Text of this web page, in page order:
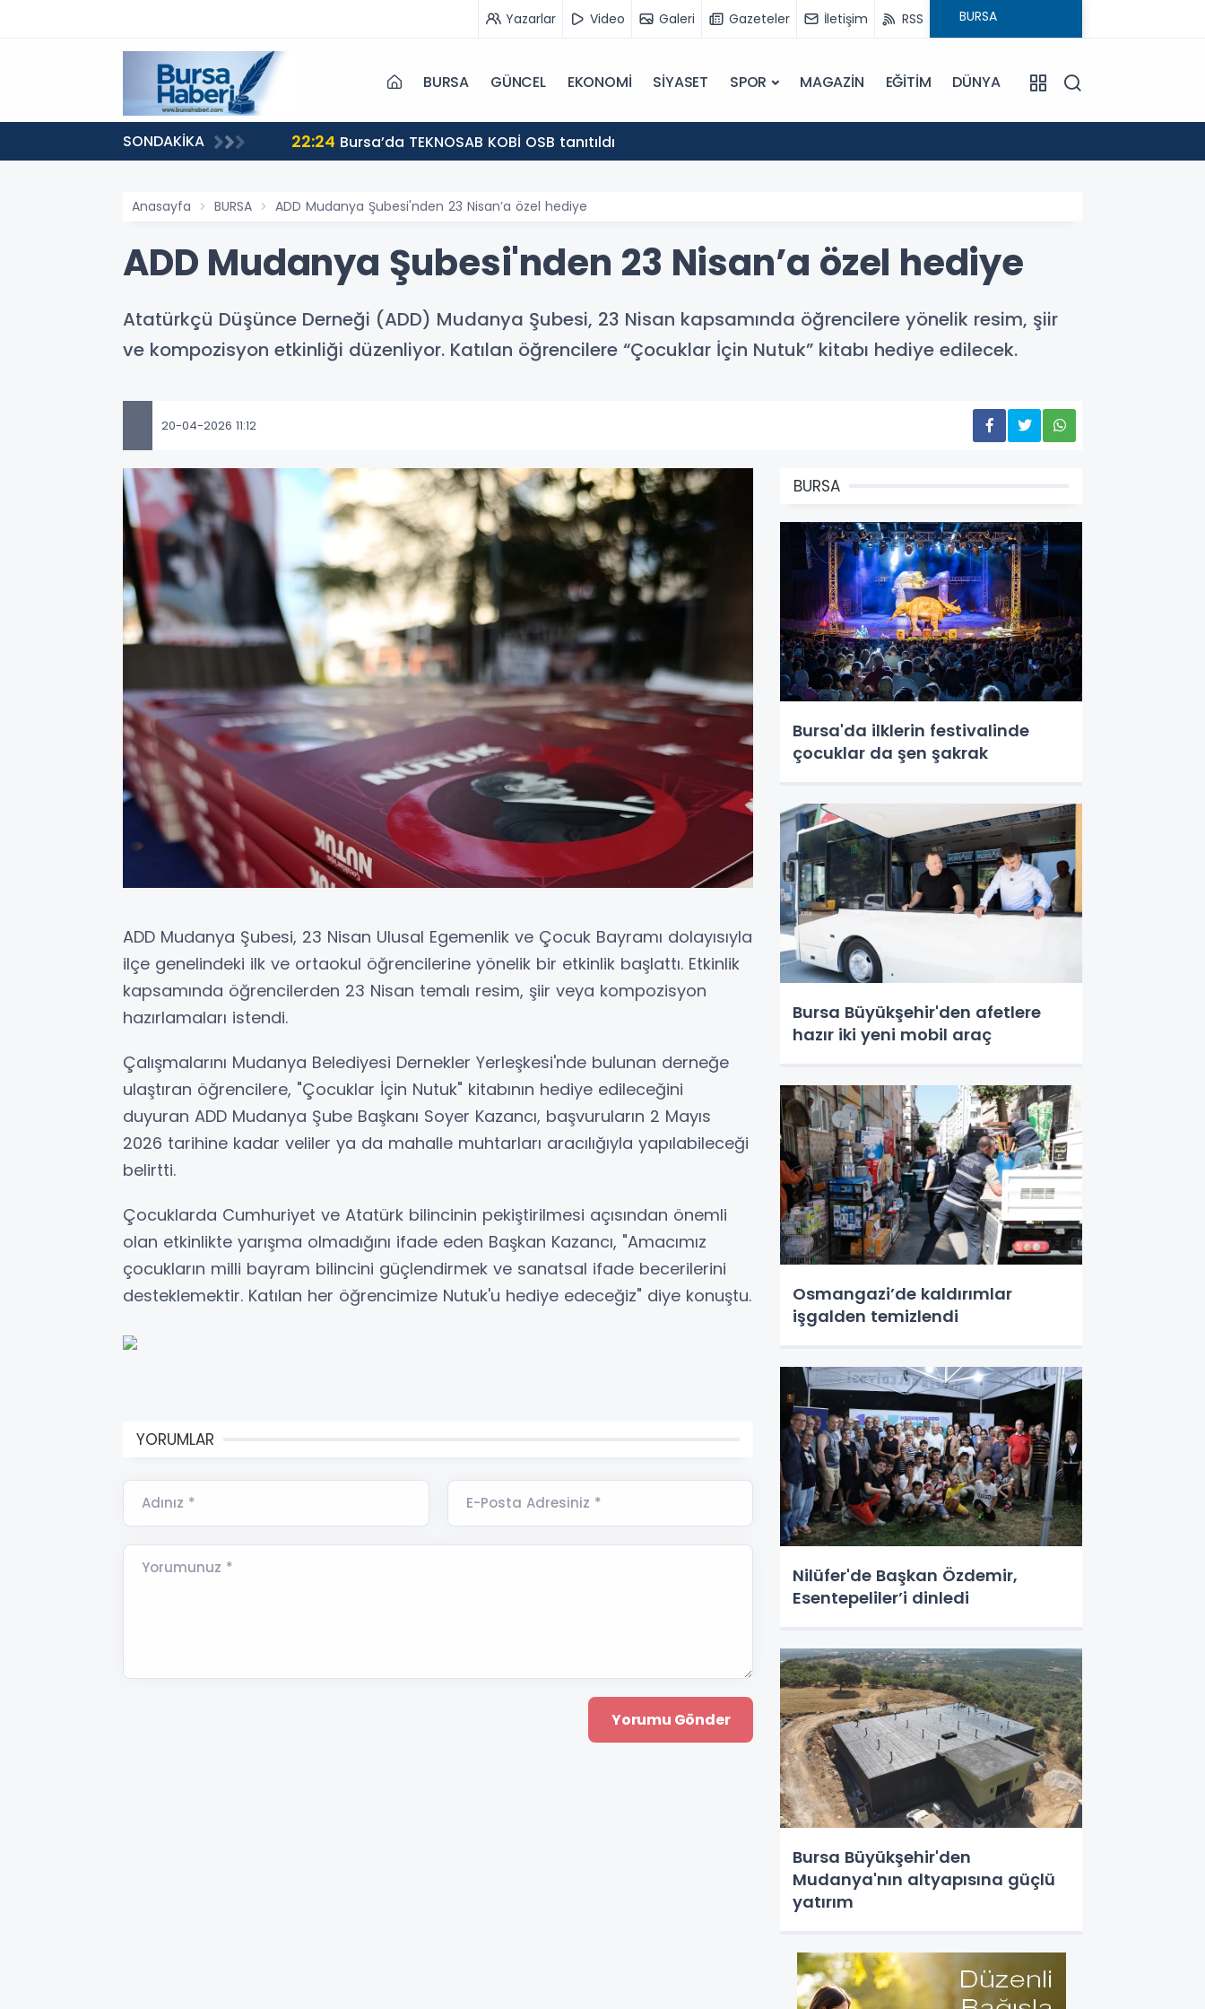
Yazarlar Video Galeri Gazeteler İletişim RSS
BURSA GÜNCEL EKONOMİ SİYASET SPOR MAGAZİN EĞİTİM DÜNYA
SONDAKİKA 22:24 Bursa’da TEKNOSAB KOBİ OSB tanıtıldı
Anasayfa BURSA ADD Mudanya Şubesi'nden 23 Nisan’a özel hediye
ADD Mudanya Şubesi'nden 23 Nisan’a özel hediye
Atatürkçü Düşünce Derneği (ADD) Mudanya Şubesi, 23 Nisan kapsamında öğrencilere yönelik resim, şiir
ve kompozisyon etkinliği düzenliyor. Katılan öğrencilere “Çocuklar İçin Nutuk” kitabı hediye edilecek.
20-04-2026 11:12
ADD Mudanya Şubesi, 23 Nisan Ulusal Egemenlik ve Çocuk Bayramı dolayısıyla
ilçe genelindeki ilk ve ortaokul öğrencilerine yönelik bir etkinlik başlattı. Etkinlik
kapsamında öğrencilerden 23 Nisan temalı resim, şiir veya kompozisyon
hazırlamaları istendi.
Çalışmalarını Mudanya Belediyesi Dernekler Yerleşkesi'nde bulunan derneğe
ulaştıran öğrencilere, "Çocuklar İçin Nutuk" kitabının hediye edileceğini
duyuran ADD Mudanya Şube Başkanı Soyer Kazancı, başvuruların 2 Mayıs
2026 tarihine kadar veliler ya da mahalle muhtarları aracılığıyla yapılabileceği
belirtti.
Çocuklarda Cumhuriyet ve Atatürk bilincinin pekiştirilmesi açısından önemli
olan etkinlikte yarışma olmadığını ifade eden Başkan Kazancı, "Amacımız
çocukların milli bayram bilincini güçlendirmek ve sanatsal ifade becerilerini
desteklemektir. Katılan her öğrencimize Nutuk'u hediye edeceğiz" diye konuştu.
YORUMLAR
Adınız * E-Posta Adresiniz *
Yorumunuz *
BURSA
Bursa'da ilklerin festivalinde
çocuklar da şen şakrak
Bursa Büyükşehir'den afetlere
hazır iki yeni mobil araç
Osmangazi’de kaldırımlar
işgalden temizlendi
Nilüfer'de Başkan Özdemir,
Esentepeliler’i dinledi
Bursa Büyükşehir'den
Mudanya'nın altyapısına güçlü
yatırım